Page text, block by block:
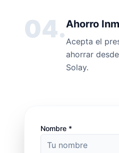
04.Ahorro
Acepta el
ahorrar
Solay.
Nombre *